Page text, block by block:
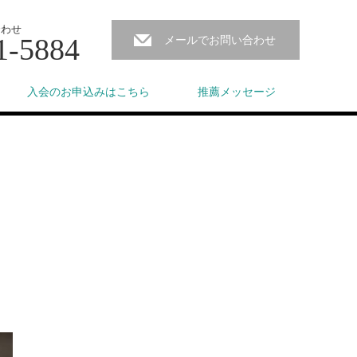
せ
5884 メールでお問い合わせ
入会のお申込みはこちら 推薦メッセージ